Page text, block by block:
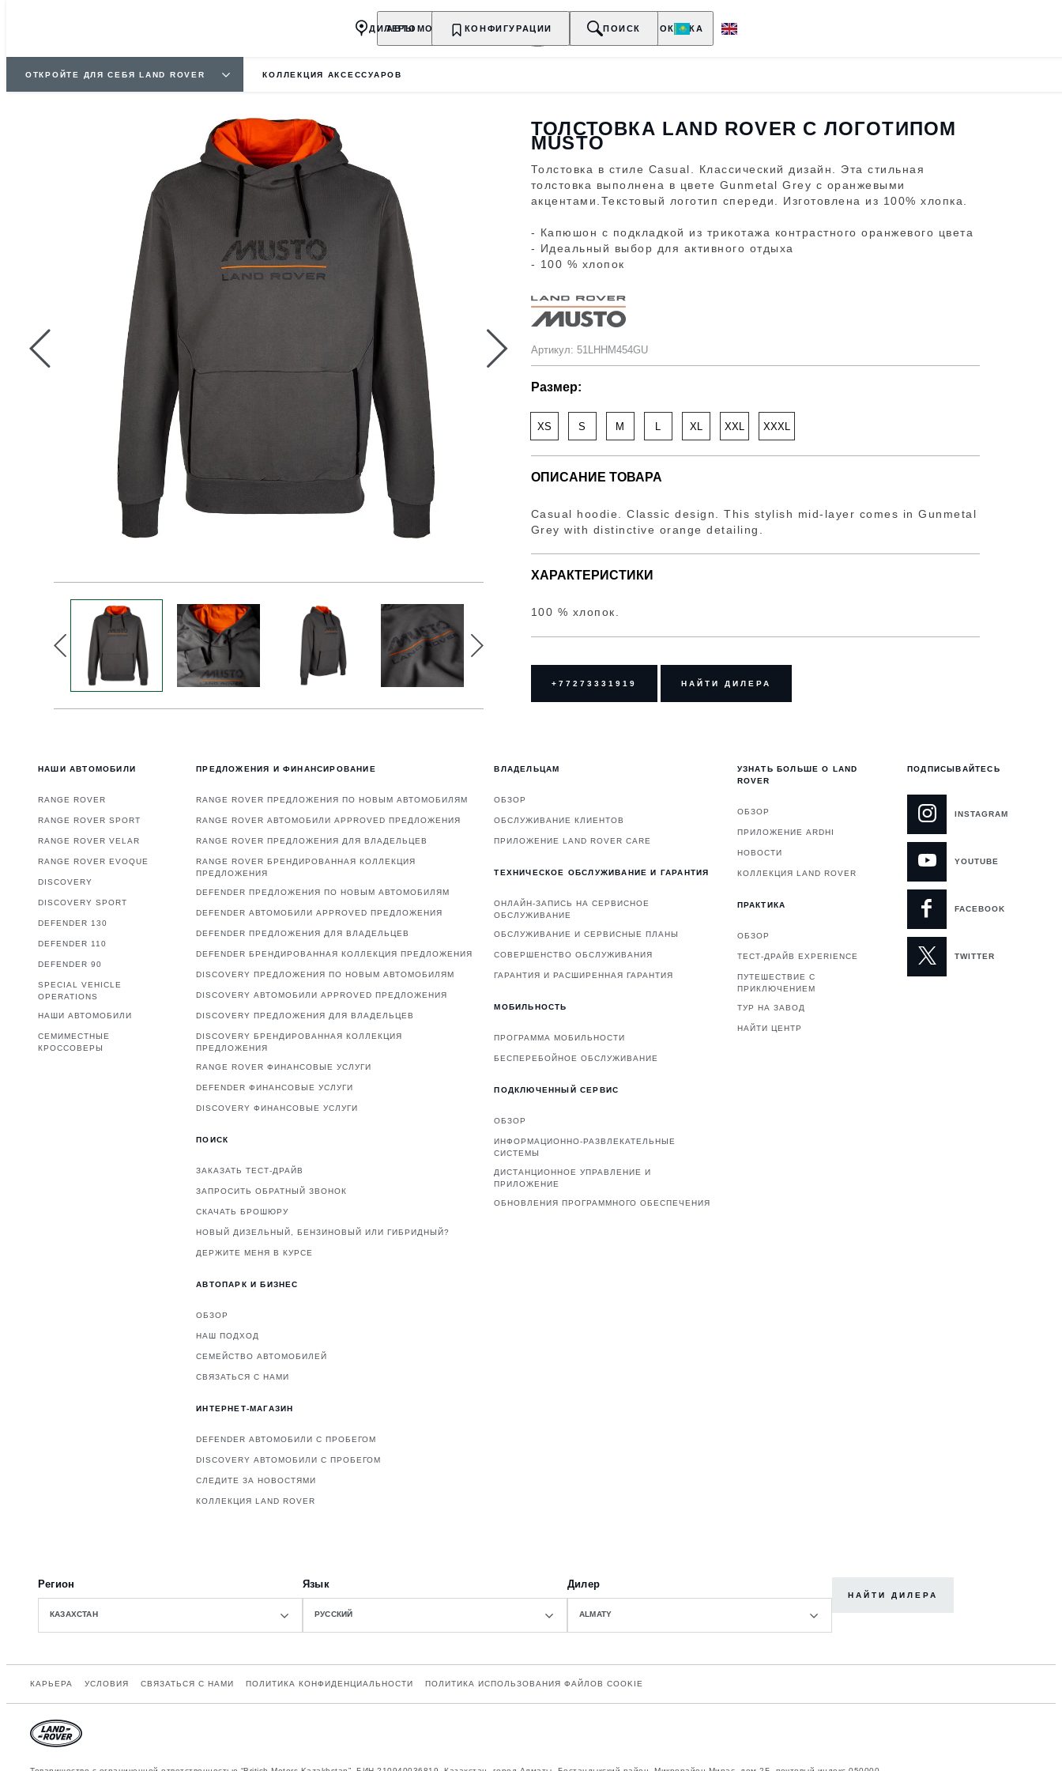
АВТОМОБИЛИ ВЛАДЕЛЬЦАМ О БРЕНДЕ ПОКУПКА
ДИЛЕРЫ КОНФИГУРАЦИИ ПОИСК
ОТКРОЙТЕ ДЛЯ СЕБЯ LAND ROVER КОЛЛЕКЦИЯ АКСЕССУАРОВ
ТОЛСТОВКА LAND ROVER С ЛОГОТИПОМ
MUSTO
Толстовка в стиле Casual. Классический дизайн. Эта стильная
толстовка выполнена в цвете Gunmetal Grey с оранжевыми
акцентами.Текстовый логотип спереди. Изготовлена из 100% хлопка.
- Капюшон с подкладкой из трикотажа контрастного оранжевого цвета
- Идеальный выбор для активного отдыха
- 100 % хлопок
Артикул: 51LHHM454GU
Размер:
XS S M L XL XXL XXXL
ОПИСАНИЕ ТОВАРА
Casual hoodie. Classic design. This stylish mid-layer comes in Gunmetal
Grey with distinctive orange detailing.
ХАРАКТЕРИСТИКИ
100 % хлопок.
+77273331919 НАЙТИ ДИЛЕРА
НАШИ АВТОМОБИЛИ
RANGE ROVER
RANGE ROVER SPORT
RANGE ROVER VELAR
RANGE ROVER EVOQUE
DISCOVERY
DISCOVERY SPORT
DEFENDER 130
DEFENDER 110
DEFENDER 90
SPECIAL VEHICLE
OPERATIONS
НАШИ АВТОМОБИЛИ
СЕМИМЕСТНЫЕ
КРОССОВЕРЫ
ПРЕДЛОЖЕНИЯ И ФИНАНСИРОВАНИЕ
RANGE ROVER ПРЕДЛОЖЕНИЯ ПО НОВЫМ АВТОМОБИЛЯМ
RANGE ROVER АВТОМОБИЛИ APPROVED ПРЕДЛОЖЕНИЯ
RANGE ROVER ПРЕДЛОЖЕНИЯ ДЛЯ ВЛАДЕЛЬЦЕВ
RANGE ROVER БРЕНДИРОВАННАЯ КОЛЛЕКЦИЯ
ПРЕДЛОЖЕНИЯ
DEFENDER ПРЕДЛОЖЕНИЯ ПО НОВЫМ АВТОМОБИЛЯМ
DEFENDER АВТОМОБИЛИ APPROVED ПРЕДЛОЖЕНИЯ
DEFENDER ПРЕДЛОЖЕНИЯ ДЛЯ ВЛАДЕЛЬЦЕВ
DEFENDER БРЕНДИРОВАННАЯ КОЛЛЕКЦИЯ ПРЕДЛОЖЕНИЯ
DISCOVERY ПРЕДЛОЖЕНИЯ ПО НОВЫМ АВТОМОБИЛЯМ
DISCOVERY АВТОМОБИЛИ APPROVED ПРЕДЛОЖЕНИЯ
DISCOVERY ПРЕДЛОЖЕНИЯ ДЛЯ ВЛАДЕЛЬЦЕВ
DISCOVERY БРЕНДИРОВАННАЯ КОЛЛЕКЦИЯ
ПРЕДЛОЖЕНИЯ
RANGE ROVER ФИНАНСОВЫЕ УСЛУГИ
DEFENDER ФИНАНСОВЫЕ УСЛУГИ
DISCOVERY ФИНАНСОВЫЕ УСЛУГИ
ПОИСК
ЗАКАЗАТЬ ТЕСТ-ДРАЙВ
ЗАПРОСИТЬ ОБРАТНЫЙ ЗВОНОК
СКАЧАТЬ БРОШЮРУ
НОВЫЙ ДИЗЕЛЬНЫЙ, БЕНЗИНОВЫЙ ИЛИ ГИБРИДНЫЙ?
ДЕРЖИТЕ МЕНЯ В КУРСЕ
АВТОПАРК И БИЗНЕС
ОБЗОР
НАШ ПОДХОД
СЕМЕЙСТВО АВТОМОБИЛЕЙ
СВЯЗАТЬСЯ С НАМИ
ИНТЕРНЕТ-МАГАЗИН
DEFENDER АВТОМОБИЛИ С ПРОБЕГОМ
DISCOVERY АВТОМОБИЛИ С ПРОБЕГОМ
СЛЕДИТЕ ЗА НОВОСТЯМИ
КОЛЛЕКЦИЯ LAND ROVER
ВЛАДЕЛЬЦАМ
ОБЗОР
ОБСЛУЖИВАНИЕ КЛИЕНТОВ
ПРИЛОЖЕНИЕ LAND ROVER CARE
ТЕХНИЧЕСКОЕ ОБСЛУЖИВАНИЕ И ГАРАНТИЯ
ОНЛАЙН-ЗАПИСЬ НА СЕРВИСНОЕ
ОБСЛУЖИВАНИЕ
ОБСЛУЖИВАНИЕ И СЕРВИСНЫЕ ПЛАНЫ
СОВЕРШЕНСТВО ОБСЛУЖИВАНИЯ
ГАРАНТИЯ И РАСШИРЕННАЯ ГАРАНТИЯ
МОБИЛЬНОСТЬ
ПРОГРАММА МОБИЛЬНОСТИ
БЕСПЕРЕБОЙНОЕ ОБСЛУЖИВАНИЕ
ПОДКЛЮЧЕННЫЙ СЕРВИС
ОБЗОР
ИНФОРМАЦИОННО-РАЗВЛЕКАТЕЛЬНЫЕ
СИСТЕМЫ
ДИСТАНЦИОННОЕ УПРАВЛЕНИЕ И
ПРИЛОЖЕНИЕ
ОБНОВЛЕНИЯ ПРОГРАММНОГО ОБЕСПЕЧЕНИЯ
УЗНАТЬ БОЛЬШЕ О LAND
ROVER
ОБЗОР
ПРИЛОЖЕНИЕ ARDHI
НОВОСТИ
КОЛЛЕКЦИЯ LAND ROVER
ПРАКТИКА
ОБЗОР
ТЕСТ-ДРАЙВ EXPERIENCE
ПУТЕШЕСТВИЕ С
ПРИКЛЮЧЕНИЕМ
ТУР НА ЗАВОД
НАЙТИ ЦЕНТР
ПОДПИСЫВАЙТЕСЬ
INSTAGRAM
YOUTUBE
FACEBOOK
TWITTER
Регион
КАЗАХСТАН
Язык
РУССКИЙ
Дилер
ALMATY
НАЙТИ ДИЛЕРА
КАРЬЕРА УСЛОВИЯ СВЯЗАТЬСЯ С НАМИ ПОЛИТИКА КОНФИДЕНЦИАЛЬНОСТИ ПОЛИТИКА ИСПОЛЬЗОВАНИЯ ФАЙЛОВ COOKIE